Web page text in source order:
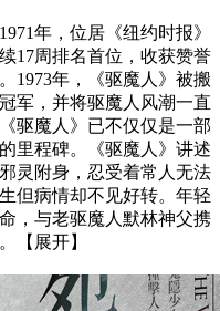
年，位居《纽约时报》
17周排名首位，收获赞誉
1973年，《驱魔人》被搬
军，并将驱魔人风潮一直
驱魔人》已不仅仅是一部
里程碑。《驱魔人》讲述
灵附身，忍受着常人无法
但病情却不见好转。年轻
，与老驱魔人默林神父携
【展开】